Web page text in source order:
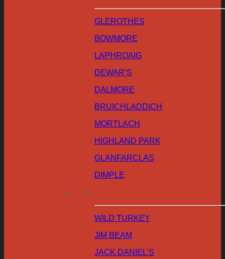
GLEROTHES
BOWMORE
LAPHROAIG
DEWAR’S
DALMORE
BRUICHLADDICH
MORTLACH
HIGHLAND PARK
GLANFARCLAS
DIMPLE
WILD TURKEY
JIM BEAM
JACK DANIEL’S